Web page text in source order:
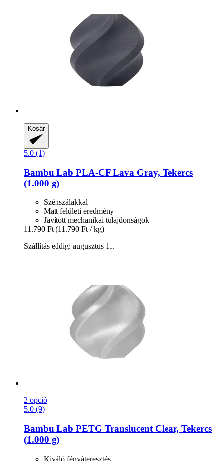
Kosár
5.0 (1)
Bambu Lab PLA-​CF Lava Gray, Tekercs
(1.000 g)
Szénszálakkal
Matt felületi eredmény
Javított mechanikai tulajdonságok
11.790 Ft (11.790 Ft / kg)
Szállítás eddig: augusztus 11.
2 opció
5.0 (9)
Bambu Lab PETG Translucent Clear, Tekercs
(1.000 g)
Kiváló fényáteresztés